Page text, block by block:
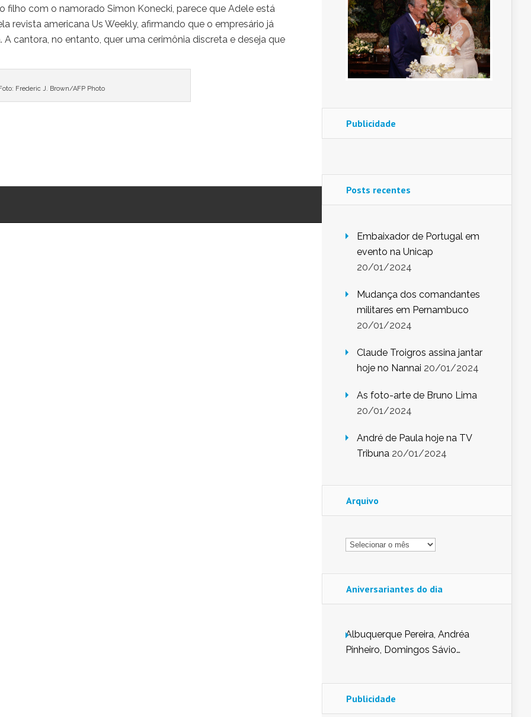
filho com o namorado Simon Konecki, parece que Adele está
revista americana Us Weekly, afirmando que o empresário já
cantora, no entanto, quer uma cerimônia discreta e deseja que
Frederic J. Brown/AFP Photo
Publicidade
Posts recentes
Embaixador de Portugal em
evento na Unicap
20/01/2024
Mudança dos comandantes
militares em Pernambuco
20/01/2024
Claude Troigros assina jantar
hoje no Nannai 20/01/2024
As foto-arte de Bruno Lima
20/01/2024
André de Paula hoje na TV
Tribuna 20/01/2024
Arquivo
Arquivo
Aniversariantes do dia
Albuquerque Pereira, Andréa
Pinheiro, Domingos Sávio
Nunes de Sena, Fátima Peixoto,
Glória Pereira, Kátia Mesel,
Publicidade